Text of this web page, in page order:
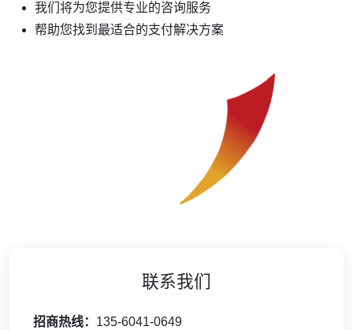
我们将为您提供专业的咨询服务
帮助您找到最适合的支付解决方案
联系我们
招商热线： 135-6041-0649